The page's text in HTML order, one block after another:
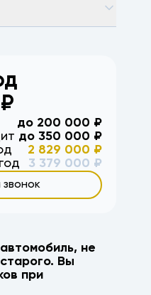
₽
до 200 000 ₽
до 350 000 ₽
2 829 000 ₽
3 379 000 ₽
не
Вы
при